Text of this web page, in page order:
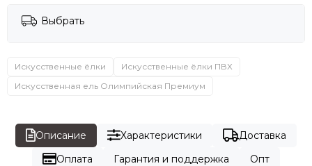
Выбрать
Искусственные ёлки
Искусственные ёлки ПВХ
Искусственная ель Олимпийская Премиум
Описание Характеристики
Доставка
Оплата
Гарантия и поддержка
Опт